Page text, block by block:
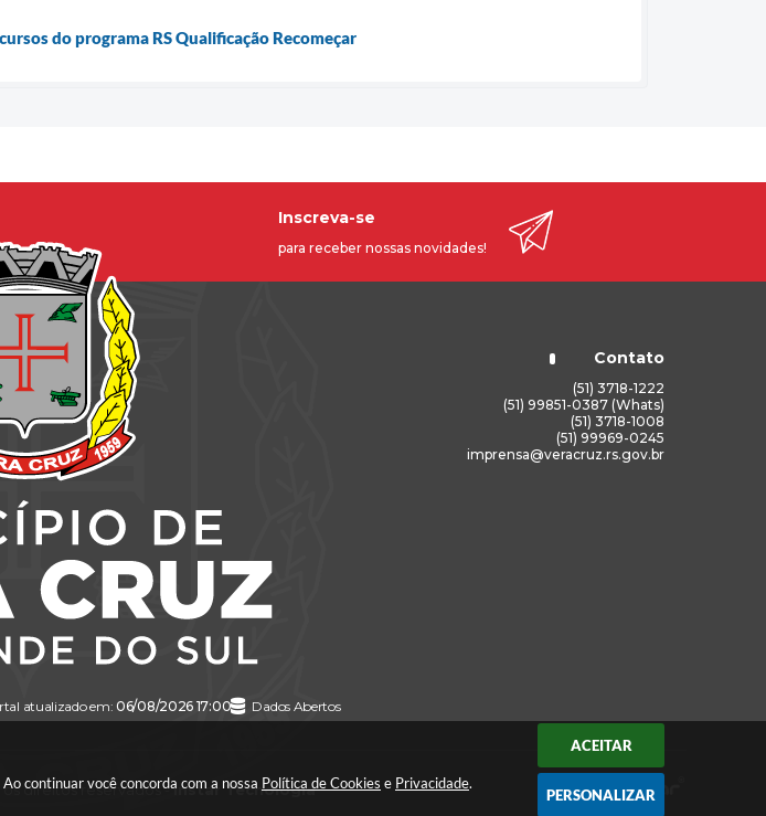
continuar você concorda com a nossa Política de Cookies e Privacidade.
ACEITAR
PERSONALIZAR
do programa RS Qualificação Recomeçar
Contato
(51) 3718-1222
(51) 99851-0387 (Whats)
(51) 3718-1008
(51) 99969-0245
imprensa@veracruz.rs.gov.br
Inscreva-se
para receber nossas novidades!
atualizado em:06/08/2026 17:00 Dados Abertos
os direitos reservados -Instar Tecnologia